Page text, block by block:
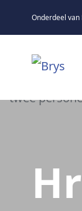
Onderdeel van